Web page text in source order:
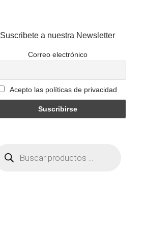
Suscribete a nuestra Newsletter
Correo electrónico
Acepto las políticas de privacidad